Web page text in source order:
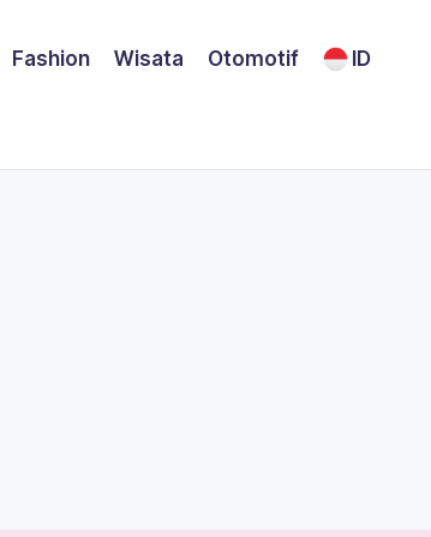
Fashion Wisata Otomotif ID